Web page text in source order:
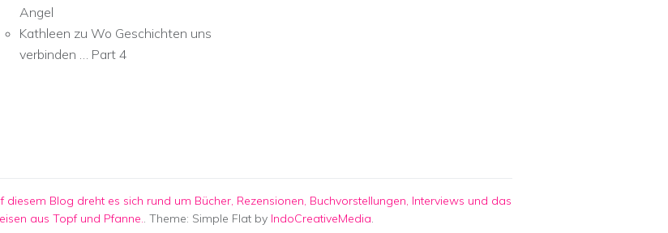
Angel
Kathleen zu Wo Geschichten uns
verbinden … Part 4
diesem Blog dreht es sich rund um Bücher, Rezensionen, Buchvorstellungen, Interviews und das
aus Topf und Pfanne.. Theme: Simple Flat by IndoCreativeMedia.